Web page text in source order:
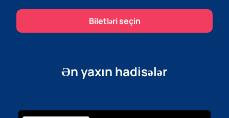
Biletləri seçin
Ən yaxın hadisələr